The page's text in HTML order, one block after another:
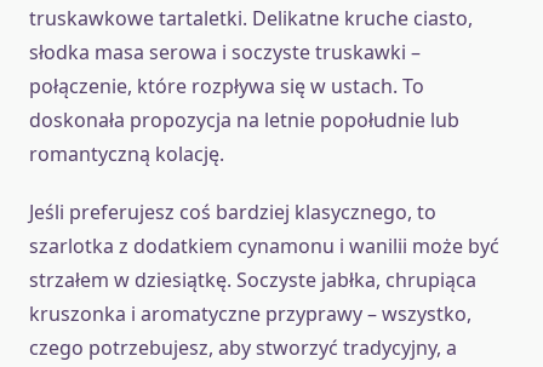
truskawkowe tartaletki. Delikatne kruche ciasto,
słodka masa serowa i soczyste truskawki –
połączenie, które rozpływa się w ustach. To
doskonała propozycja na letnie popołudnie lub
romantyczną kolację.
Jeśli preferujesz coś bardziej klasycznego, to
szarlotka z dodatkiem cynamonu i wanilii może być
strzałem w dziesiątkę. Soczyste jabłka, chrupiąca
kruszonka i aromatyczne przyprawy – wszystko,
czego potrzebujesz, aby stworzyć tradycyjny, a